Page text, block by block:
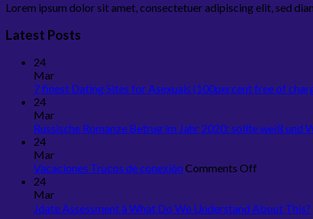
Lorem ipsum dolor sit amet, consectetuer adipiscing elit, sed
Latest Posts
24
Mar
7 finest Dating Sites for Asexuals (100percent free of
24
Mar
Russische Romanze Betrug im Jahr 2020: sollte weiß und
24
Mar
Vacaciones Trucos de conexión Comments Off
de
24
Mar
Jdate Assessment â What Do We Understand About This?